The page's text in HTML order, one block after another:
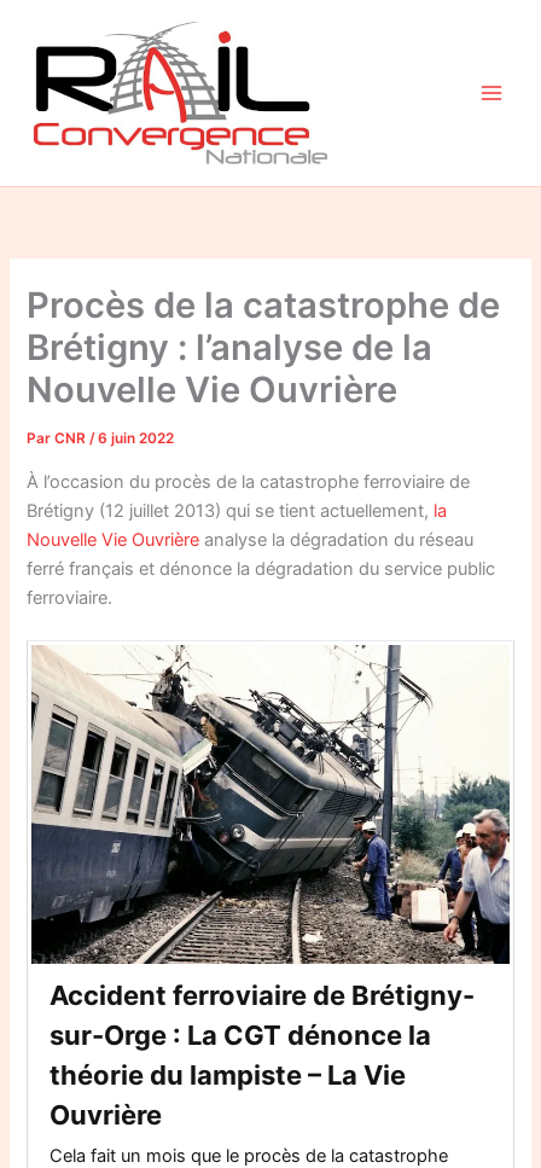
contenu
Procès de la catastrophe de
Brétigny : l’analyse de la
Nouvelle Vie Ouvrière
ParCNR/6 juin 2022
À l’occasion du procès de la catastrophe ferroviaire de
Brétigny (12 juillet 2013) qui se tient actuellement, la
Nouvelle Vie Ouvrière analyse la dégradation du réseau
ferré français et dénonce la dégradation du service public
ferroviaire.
Accident ferroviaire de Brétigny-
sur-Orge : La CGT dénonce la
théorie du lampiste – La Vie
Ouvrière
Cela fait un mois que le procès de la catastrophe